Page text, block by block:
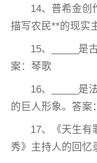
14、普希金创
描写农民**的现实
15、_____是
案：琴歌
16、_____是
的巨人形象。答案
17、《天生有
秀》主持人的回忆